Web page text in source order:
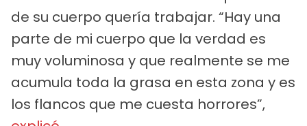
de su cuerpo quería trabajar. “Hay una
parte de mi cuerpo que la verdad es
muy voluminosa y que realmente se me
acumula toda la grasa en esta zona y es
los flancos que me cuesta horrores”,